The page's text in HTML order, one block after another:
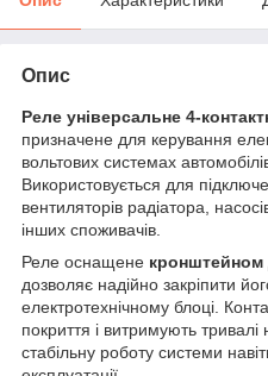
Опис
Реле універсальне 4-
призначене для керування
вольтових системах
Використовується для
вентиляторів радіатора,
інших споживачів.
Реле оснащене кронштейном
дозволяє надійно закріпити
електротехнічному блоці.
покриття і витримують
стабільну роботу системи